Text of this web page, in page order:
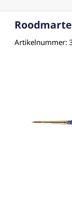
Artikelnummer: